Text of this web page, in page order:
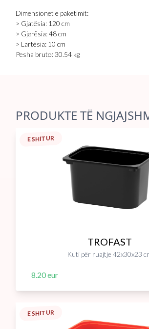
Dimensionet e paketimit:
> Gjatësia: 120 cm
> Gjerësia: 48 cm
> Lartësia: 10 cm
Pesha bruto: 30.54 kg
PRODUKTE TË
E SHITUR
TROFAST
Kuti për ruajtje 42x30x23
8.20 eur
E SHITUR